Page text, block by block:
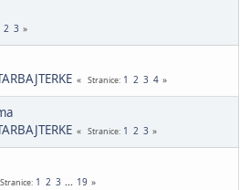
2 3
Stranice 1 2 3 4
Stranice 1 2 3
Stranice 1 2 3 ... 19